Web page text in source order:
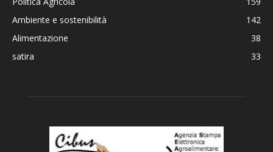
Ambiente e sostenibilità
142
Alimentazione
38
satira
33